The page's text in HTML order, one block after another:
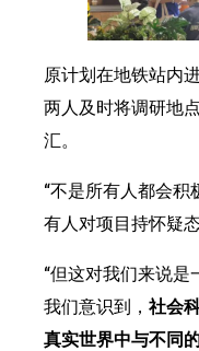
原计划在地铁站内
两人及时将调研地
汇。
“不是所有人都会
有人对项目持怀疑
“但这对我们来说
我们意识到， 社会
真实世界中与不同